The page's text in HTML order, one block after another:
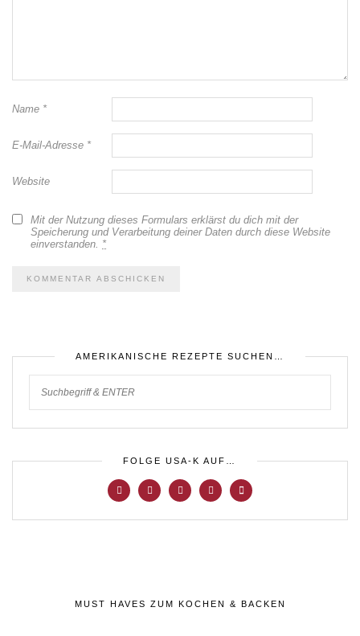
Name *
E-Mail-Adresse *
Website
Mit der Nutzung dieses Formulars erklärst du dich mit der
Speicherung und Verarbeitung deiner Daten durch diese Website
einverstanden. *
AMERIKANISCHE REZEPTE SUCHEN…
FOLGE USA-K AUF…
MUST HAVES ZUM KOCHEN & BACKEN